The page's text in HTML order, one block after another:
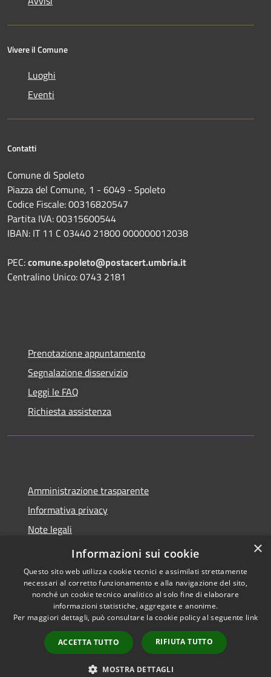
Vivere il Comune
Luoghi
Eventi
Contatti
Comune di Spoleto
Piazza del Comune, 1 - 6049 - Spoleto
Codice Fiscale: 00316820547
Partita IVA: 00315600544
IBAN: IT 11 C 03440 21800 000000012038
PEC:comune.spoleto@postacert.umbria.it
Centralino Unico: 0743 2181
Prenotazione appuntamento
Segnalazione disservizio
Leggi le FAQ
Richiesta assistenza
Amministrazione trasparente
Informativa privacy
Note legali
Dichiarazione di accessibilità
Accessibilità
Copyright © 2026 • Comune di
Spoleto • Powered by
Municipium•
Accesso
redazione
×
Informazioni sui cookie
Questo sito web utilizza cookie tecnici e assimilati strettamente
necessari al corretto funzionamento e alla navigazione del sito,
nonché un cookie tecnico analitico al solo fine di elaborare
informazioni statistiche, aggregate e anonime.
Per maggiori dettagli, può consultare la cookie policy al seguente link
ACCETTA TUTTO RIFIUTA TUTTO
MOSTRA DETTAGLI